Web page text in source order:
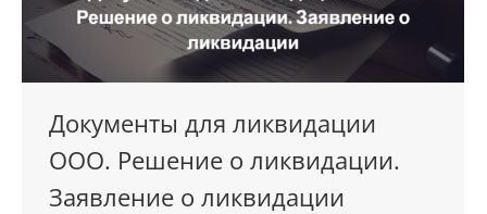
Документы для ликвидации
ООО. Решение о ликвидации.
Заявление о ликвидации